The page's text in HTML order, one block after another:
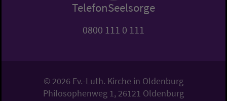
TelefonSeelsorge
0800 111 0 111
© 2026 Ev.-Luth. Kirche in Oldenburg
Philosophenweg 1, 26121 Oldenburg